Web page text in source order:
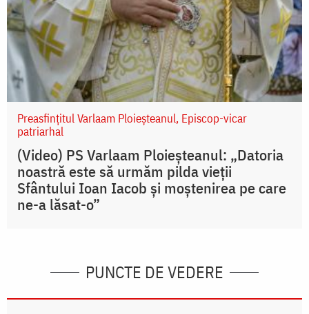
Preasfințitul Varlaam Ploieșteanul, Episcop-vicar
patriarhal
(Video) PS Varlaam Ploieșteanul: „Datoria
noastră este să urmăm pilda vieții
Sfântului Ioan Iacob și moștenirea pe care
ne-a lăsat-o”
PUNCTE DE VEDERE